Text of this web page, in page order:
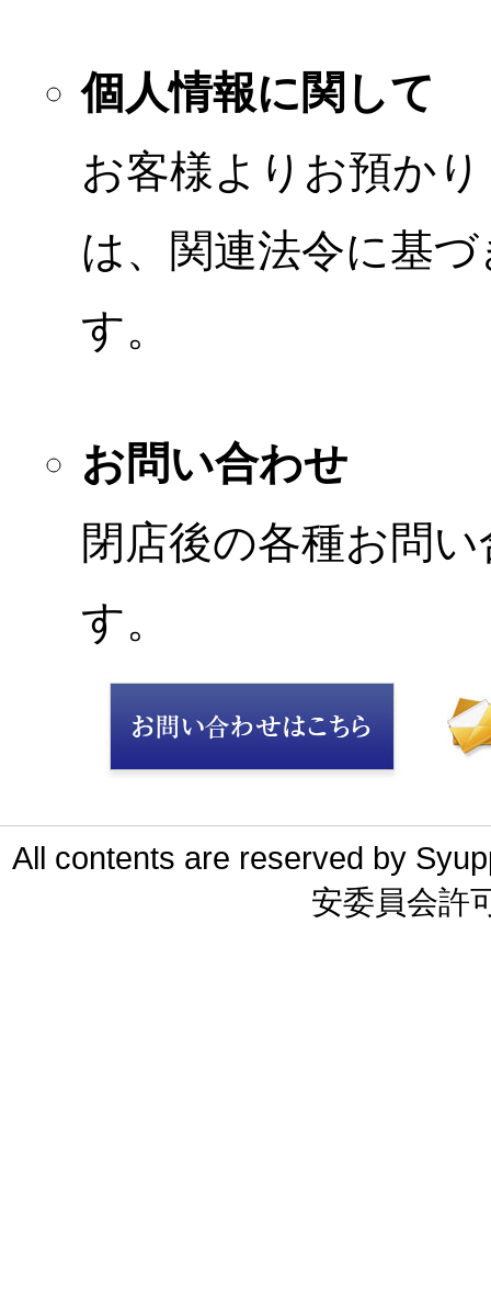
個人情報に関して
お客様よりお預か
は、関連法令に基
す。
お問い合わせ
閉店後の各種お問
す。
All contents are reserved by
安委員会許